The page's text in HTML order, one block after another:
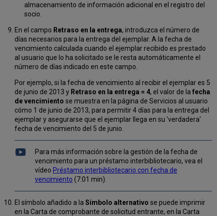
almacenamiento de información adicional en el registro del
socio.
En el campo Retraso en la entrega, introduzca el número de
días necesarios para la entrega del ejemplar. A la fecha de
vencimiento calculada cuando el ejemplar recibido es prestado
al usuario que lo ha solicitado se le resta automáticamente el
número de días indicado en este campo.
Por ejemplo, si la fecha de vencimiento al recibir el ejemplar es 5
de junio de 2013 y Retraso en la entrega = 4, el valor de la fecha
de vencimiento se muestra en la página de Servicios al usuario
cómo 1 de junio de 2013, para permitir 4 días para la entrega del
ejemplar y asegurarse que el ejemplar llega en su 'verdadera'
fecha de vencimiento del 5 de junio.
Para más información sobre la gestión de la fecha de
vencimiento para un préstamo interbibliotecario, vea el
vídeo Préstamo interbibliotecario con fecha de
vencimiento (7:01 min).
El símbolo añadido a la Símbolo alternativo se puede imprimir
en la Carta de comprobante de solicitud entrante, en la Carta